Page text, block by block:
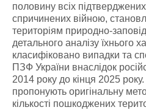
половину всіх
спричинених війною,
територіям природно-
детального аналізу їхнього
класифіковано випадки та
ПЗФ України внаслідок
2014 року до кінця 2025
пропонують оригінальну
кількості пошкоджених